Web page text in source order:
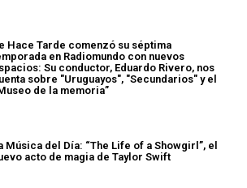
Hace Tarde comenzó su séptima
en Radiomundo con nuevos
Su conductor, Eduardo Rivero, nos
sobre "Uruguayos", "Secundarios" y el
de la memoria”
Música del Día: “The Life of a Showgirl”, el
acto de magia de Taylor Swift